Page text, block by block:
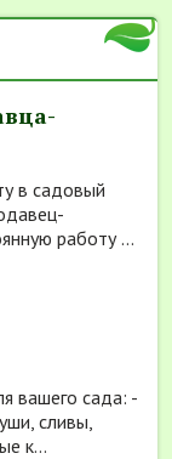
в садовый
работу ...
вашего сада: -
сливы,
к...